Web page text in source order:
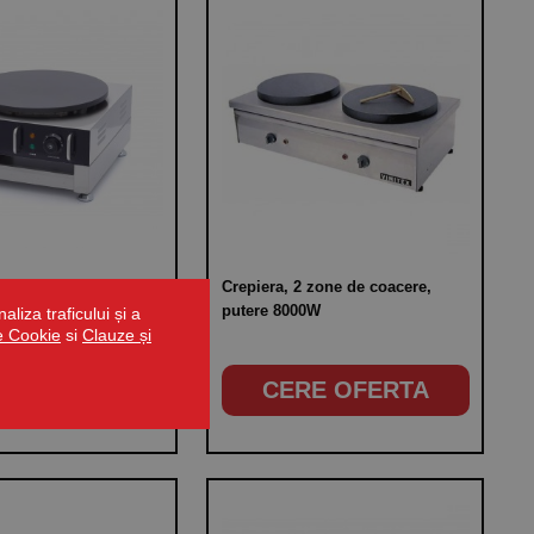
traficului și a
Cookie si Clauze și
variabil 0-
Crepiera, 2 zone de coacere,
putere 8000W
CERE OFERTA